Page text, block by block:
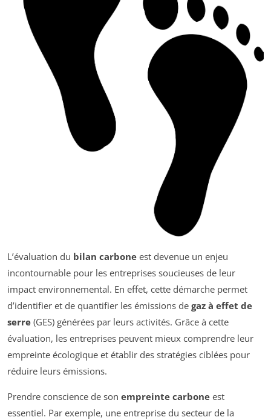
L’évaluation du bilan carbone est devenue un enjeu
incontournable pour les entreprises soucieuses de leur
impact environnemental. En effet, cette démarche permet
d’identifier et de quantifier les émissions de gaz à effet de
serre (GES) générées par leurs activités. Grâce à cette
évaluation, les entreprises peuvent mieux comprendre leur
empreinte écologique et établir des stratégies ciblées pour
réduire leurs émissions.
Prendre conscience de son empreinte carbone est
essentiel. Par exemple, une entreprise du secteur de la